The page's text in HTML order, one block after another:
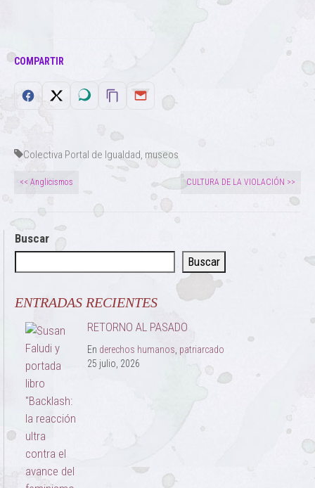
COMPARTIR
Colectiva Portal de Igualdad, museos
<< Anglicismos CULTURA DE LA VIOLACIÓN >>
Buscar
Buscar
ENTRADAS RECIENTES
RETORNO AL PASADO
En derechos humanos patriarcado
25 julio, 2026